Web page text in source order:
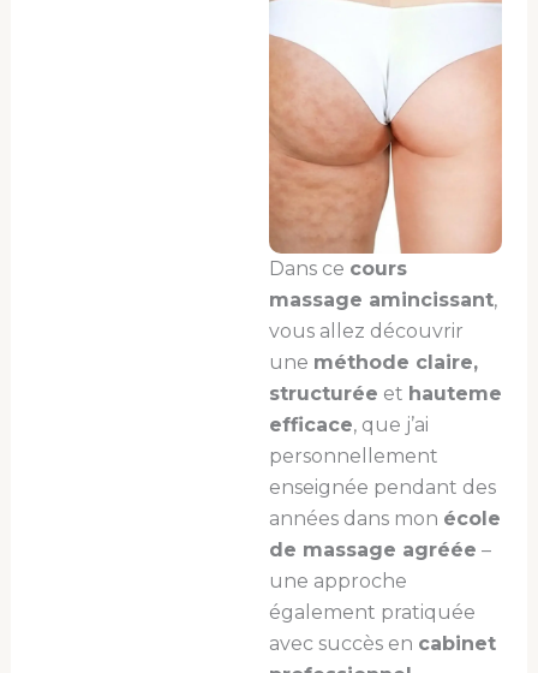
Dans ce cours
massage amincissant,
vous allez découvrir
une méthode claire,
structurée et hautement
efficace, que j’ai
personnellement
enseignée pendant des
années dans mon école
de massage agréée –
une approche
également pratiquée
avec succès en cabinet